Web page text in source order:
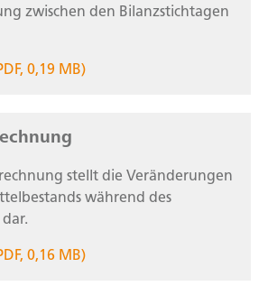
zwischen den Bilanzstichtagen
0,19 MB)
stellt die Veränderungen
während des
0,16 MB)